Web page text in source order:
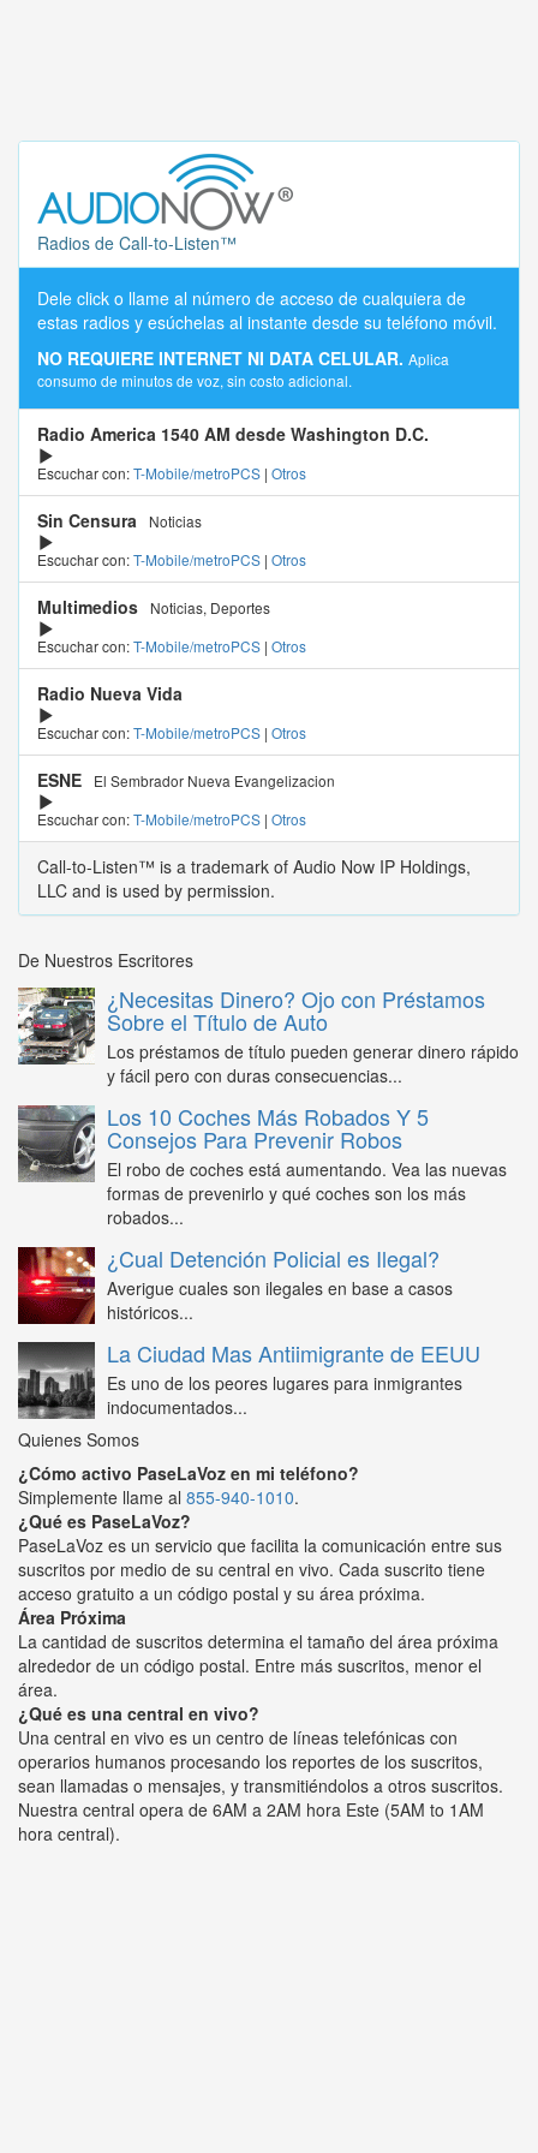
Radios de Call-to-Listen™
Dele click o llame al número de acceso de cualquiera de
estas radios y esúchelas al instante desde su teléfono móvil.
NO REQUIERE INTERNET NI DATA CELULAR. Aplica
consumo de minutos de voz, sin costo adicional.
Radio America 1540 AM desde Washington D.C.
Escuchar con:T-Mobile/metroPCS | Otros
Sin Censura
Noticias
Escuchar con:T-Mobile/metroPCS | Otros
Multimedios
Noticias, Deportes
Escuchar con:T-Mobile/metroPCS | Otros
Radio Nueva Vida
Escuchar con:T-Mobile/metroPCS | Otros
ESNE
El Sembrador Nueva Evangelizacion
Escuchar con:T-Mobile/metroPCS | Otros
Call-to-Listen™ is a trademark of Audio Now IP Holdings,
LLC and is used by permission.
De Nuestros Escritores
¿Necesitas Dinero? Ojo con Préstamos
Sobre el Título de Auto
Los préstamos de título pueden generar dinero rápido
y fácil pero con duras consecuencias...
Los 10 Coches Más Robados Y 5
Consejos Para Prevenir Robos
El robo de coches está aumentando. Vea las nuevas
formas de prevenirlo y qué coches son los más
robados...
¿Cual Detención Policial es Ilegal?
Averigue cuales son ilegales en base a casos
históricos...
La Ciudad Mas Antiimigrante de EEUU
Es uno de los peores lugares para inmigrantes
indocumentados...
Quienes Somos
¿Cómo activo PaseLaVoz en mi teléfono?
Simplemente llame al 855-940-1010.
¿Qué es PaseLaVoz?
PaseLaVoz es un servicio que facilita la comunicación entre sus
suscritos por medio de su central en vivo. Cada suscrito tiene
acceso gratuito a un código postal y su área próxima.
Área Próxima
La cantidad de suscritos determina el tamaño del área próxima
alrededor de un código postal. Entre más suscritos, menor el
área.
¿Qué es una central en vivo?
Una central en vivo es un centro de líneas telefónicas con
operarios humanos procesando los reportes de los suscritos,
sean llamadas o mensajes, y transmitiéndolos a otros suscritos.
Nuestra central opera de 6AM a 2AM hora Este (5AM to 1AM
hora central).